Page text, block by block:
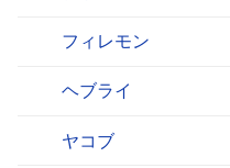
フィレモン
ヘブライ
ヤコブ